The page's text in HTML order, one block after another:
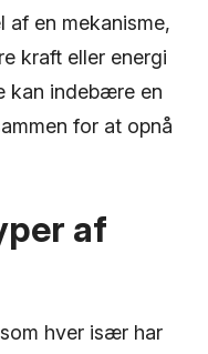
af en mekanisme,
kraft eller energi
kan indebære en
for at opnå
af
hver især har